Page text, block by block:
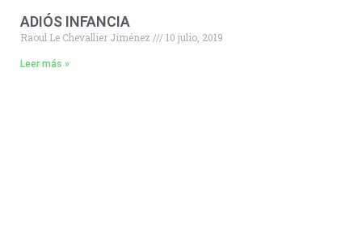
ADIÓS INFANCIA
Raoul Le Chevallier Jiménez 10 julio, 2019
Leer más »